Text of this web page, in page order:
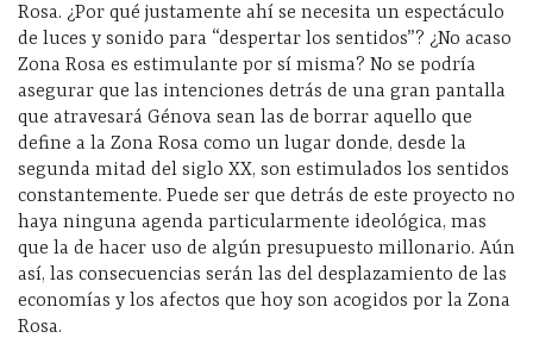
Rosa. ¿Por qué justamente ahí se necesita un espectáculo
de luces y sonido para “despertar los sentidos”? ¿No acaso
Zona Rosa es estimulante por sí misma? No se podría
asegurar que las intenciones detrás de una gran pantalla
que atravesará Génova sean las de borrar aquello que
define a la Zona Rosa como un lugar donde, desde la
segunda mitad del siglo XX, son estimulados los sentidos
constantemente. Puede ser que detrás de este proyecto no
haya ninguna agenda particularmente ideológica, mas
que la de hacer uso de algún presupuesto millonario. Aún
así, las consecuencias serán las del desplazamiento de las
economías y los afectos que hoy son acogidos por la Zona
Rosa.